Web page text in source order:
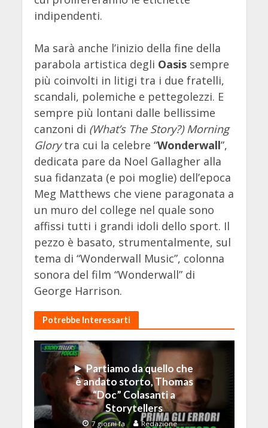
indipendenti.
Ma sarà anche l’inizio della fine della
parabola artistica degli Oasissempre
più coinvolti in litigi tra i due fratelli,
scandali, polemiche e pettegolezzi. E
sempre più lontani dalle bellissime
canzoni di (What’s The Story?) Morning
Glorytra cui la celebre “Wonderwall”,
dedicata pare da Noel Gallagher alla
sua fidanzata (e poi moglie) dell’epoca
Meg Matthews che viene paragonata a
un muro del college nel quale sono
affissi tutti i grandi idoli dello sport. Il
pezzo è basato, strumentalmente, sul
tema di “Wonderwall Music”, colonna
sonora del film “Wonderwall” di
George Harrison.
Potrebbe Interessarti
Partiamo da quello che
è andato storto, Thomas
“Doc” Colasanti a
Storytellers
7 giorni fa Redazione